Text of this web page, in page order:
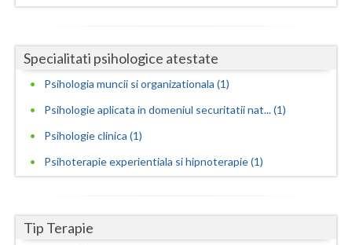
Sibiu
Suceava
Teleorman
Timis
Vaslui
Specialitati psihologice atestate
Psihologia muncii si organizationala (1)
Psihologie aplicata in domeniul securitatii nat... (1)
Psihologie clinica (1)
Psihoterapie experientiala si hipnoterapie (1)
Tip Terapie